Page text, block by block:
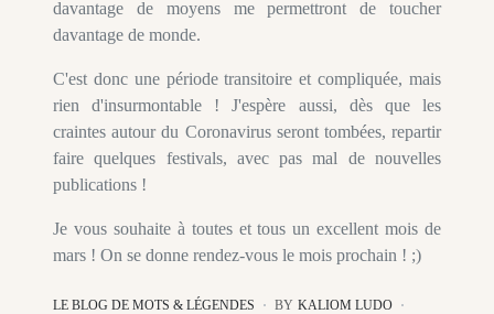
davantage de moyens me permettront de toucher
davantage de monde.
C'est donc une période transitoire et compliquée, mais
rien d'insurmontable ! J'espère aussi, dès que les
craintes autour du Coronavirus seront tombées, repartir
faire quelques festivals, avec pas mal de nouvelles
publications !
Je vous souhaite à toutes et tous un excellent mois de
mars ! On se donne rendez-vous le mois prochain ! ;)
LE BLOG DE MOTS & LÉGENDES BY KALIOM LUDO